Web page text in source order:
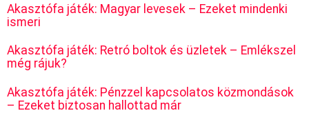
Akasztófa játék: Magyar levesek – Ezeket mindenki
ismeri
Akasztófa játék: Retró boltok és üzletek – Emlékszel
még rájuk?
Akasztófa játék: Pénzzel kapcsolatos közmondások
– Ezeket biztosan hallottad már